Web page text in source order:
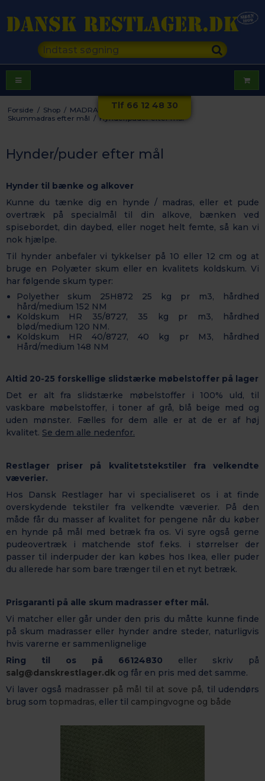
Tlf 66 12 48 30
Forside / Shop / MADRASSER EFTER MÅL /
Skummadras efter mål / Hynder/puder efter mål
Hynder/puder efter mål
Hynder til bænke og alkover
Kunne du tænke dig en hynde / madras, eller et pude
overtræk på specialmål til din alkove, bænken ved
spisebordet, din daybed, eller noget helt femte, så kan vi
nok hjælpe.
Til hynder anbefaler vi tykkelser på 10 eller 12 cm og at
bruge en Polyæter skum eller en kvalitets koldskum. Vi
har følgende skum typer:
Polyether skum 25H872 25 kg pr m3, hårdhed
hård/medium 152 NM
Koldskum HR 35/8727, 35 kg pr m3, hårdhed
blød/medium 120 NM.
Koldskum HR 40/8727, 40 kg pr M3, hårdhed
Hård/medium 148 NM
Altid 20-25 forskellige slidstærke møbelstoffer på lager
Det er alt fra slidstærke møbelstoffer i 100% uld, til
vaskbare møbelstoffer, i toner af grå, blå beige med og
uden mønster. Fælles for dem alle er at de er af høj
kvalitet. Se dem alle nedenfor.
Restlager priser på kvalitetstekstiler fra velkendte
væverier.
Hos Dansk Restlager har vi specialiseret os i at finde
overskydende tekstiler fra velkendte væverier. På den
måde får du masser af kvalitet for pengene når du køber
en hynde på mål med betræk fra os. Vi syre også gerne
pudeovertræk i matchende stof f.eks. i størrelser der
passer til inderpuder der kan købes hos Ikea, eller puder
du allerede har som bare trænger til en et nyt betræk.
Prisgaranti på alle skum madrasser efter mål.
Vi matcher eller går under den pris du måtte kunne finde
på skum madrasser eller hynder andre steder, naturligvis
hvis varerne er sammenlignelige
Ring til os på 66124830 eller skriv på
salg@danskrestlager.dk og får en pris med det samme.
Vi laver også madrasser på mål til at sove på, til udendørs
brug som topmadras, eller til campingvogne og både